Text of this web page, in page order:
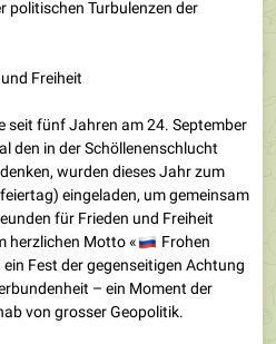
Freiheit
seit fünf Jahren am 24. September
wurden dieses Jahr zum
eingeladen, um gemeinsam
für Frieden und Freiheit
herzlichen Motto «
Frohen
Fest der gegenseitigen Achtung
– ein Moment der
von grosser Geopolitik.
war an diesem Ort auch die